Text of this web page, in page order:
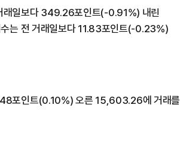
래일보다 349.26포인트(-0.91%) 내린
는 전 거래일보다 11.83포인트(-0.23%)
포인트(0.10%) 오른 15,603.26에 거래를